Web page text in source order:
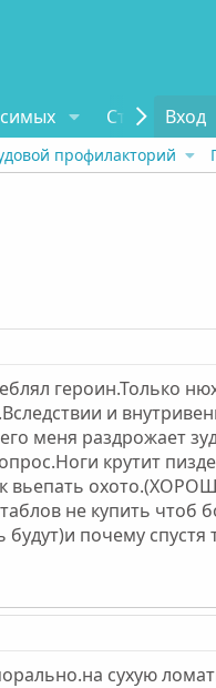
СтатьиВход
профилакторий
героин.Только
и
меня раздрожает
крутит
вьепать
не купить чтоб
почему спустя
сухую